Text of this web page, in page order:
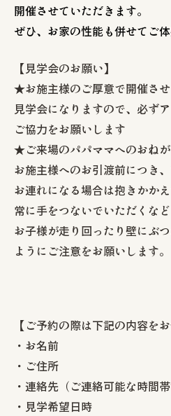
開催させていただきます。
ぜひ、お家の性能も併せてご
【見学会のお願い】
★お施主様のご厚意で開催させ
見学会になりますので、必ず
ご協力をお願いします
★ご来場のパパママへのおね
お施主様へのお引渡前につき
お連れになる場合は抱きかかえ
常に手をつないでいただくなど
お子様が走り回ったり壁にぶ
ようにご注意をお願いします。
【ご予約の際は下記の内容を
・お名前
・ご住所
・連絡先（ご連絡可能な時間帯
・見学希望日時